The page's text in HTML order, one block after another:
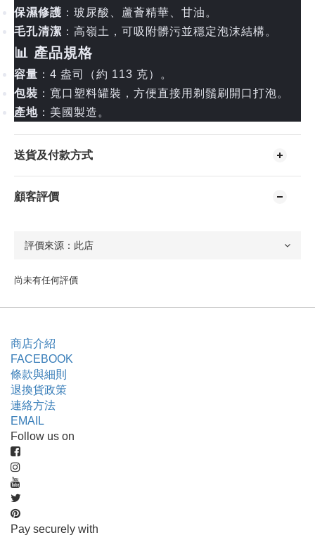
保濕修護 ：玻尿酸、蘆薈精華、甘油。
毛孔清潔 ：高嶺土，可吸附髒污並穩定泡沫結構。
📊 產品規格
容量 ：4 盎司（約 113 克）。
包裝 ：寬口塑料罐裝，方便直接用剃鬚刷開口打泡。
產地 ：美國製造。
送貨及付款方式
顧客評價
尚未有任何評價
商店介紹
FACEBOOK
條款與細則
退換貨政策
連絡方法
EMAIL
Follow us on
Pay securely with